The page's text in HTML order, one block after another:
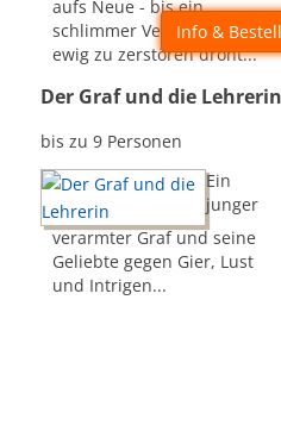
aufs Neue - bis ein
schlimmer Verdacht sie auf
ewig zu zerstören droht...
Info &
Der Graf und die Lehrerin
bis zu 9 Personen
Ein
junger
verarmter Graf und seine
Geliebte gegen Gier, Lust
und Intrigen...